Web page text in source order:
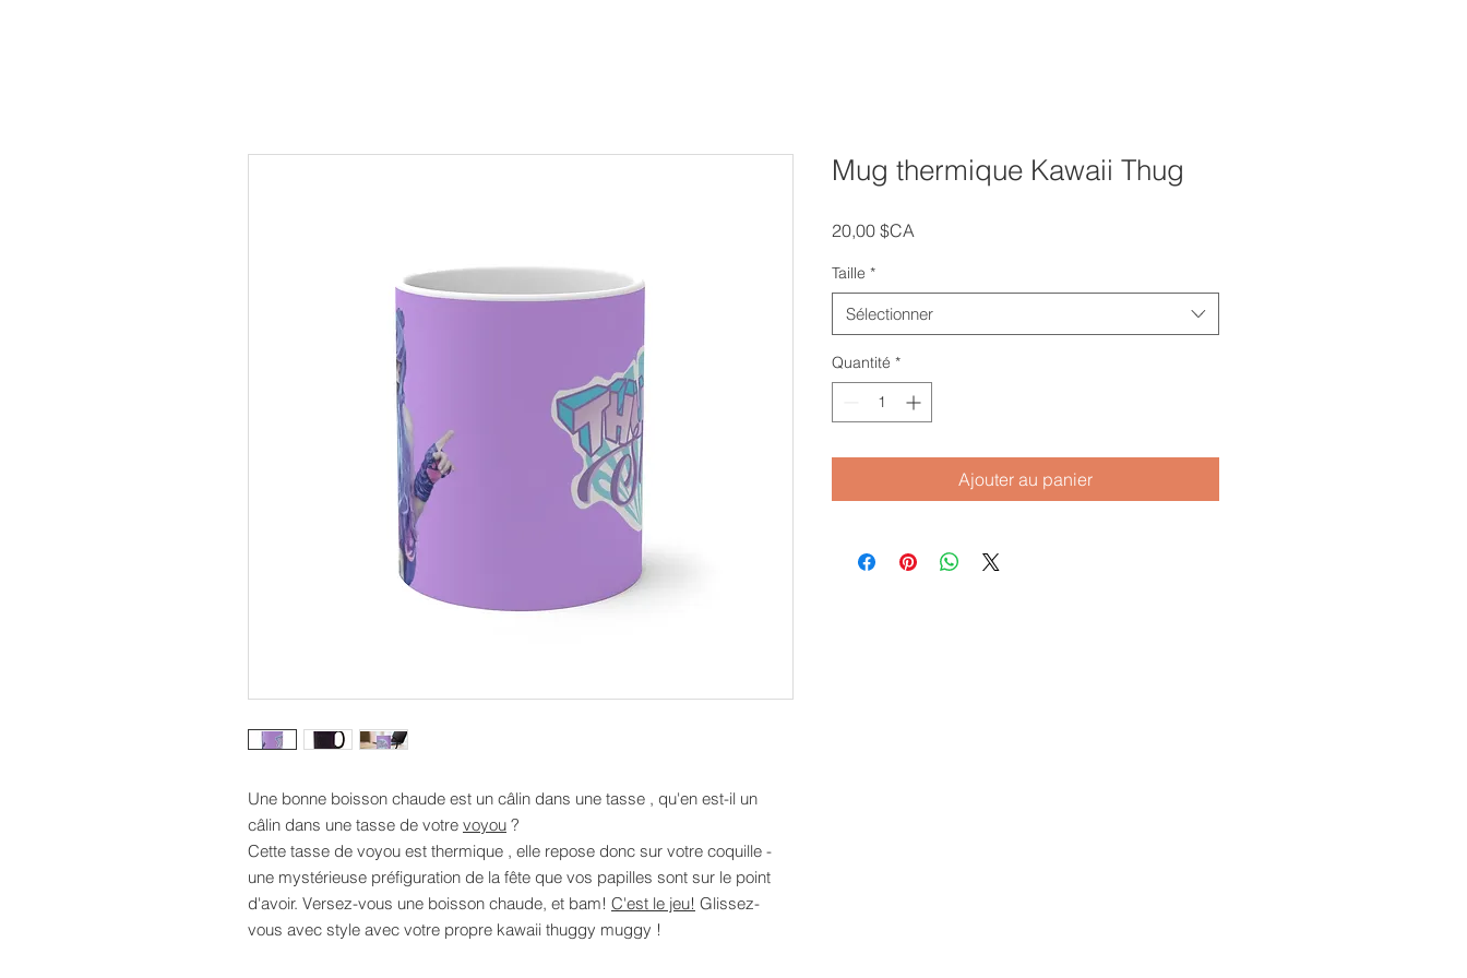
Une bonne boisson chaude est un câlin dans une tasse , qu'en est-il un
câlin dans une tasse de votre voyou ?
Cette tasse de voyou est thermique , elle repose donc sur votre coquille -
une mystérieuse préfiguration de la fête que vos papilles sont sur le point
d'avoir. Versez-vous une boisson chaude, et bam! C'est le jeu! Glissez-
vous avec style avec votre propre kawaii thuggy muggy !
Mug thermique Kawaii Thug
20,00 $CA
Taille *
Sélectionner
Quantité *
Ajouter au panier